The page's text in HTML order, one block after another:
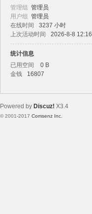
管理组 管理员
用户组 管理员
在线时间
3237 小时
上次活动时间
2026-8-8 12:16
统计信息
已用空间
0 B
金钱
16807
Powered by Discuz! X3.4
© 2001-2017 Comsenz Inc.